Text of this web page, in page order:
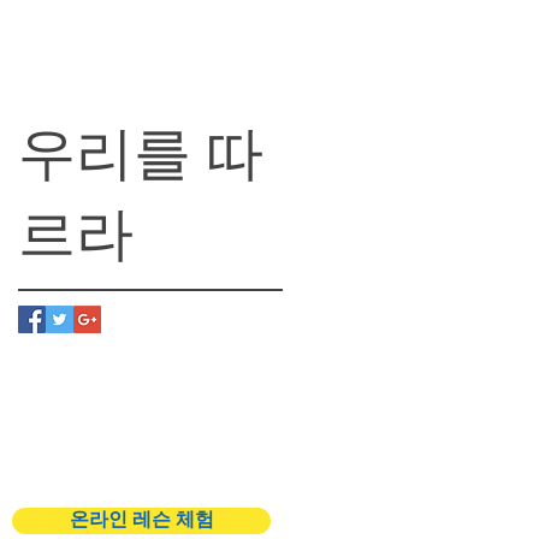
우리를 따
르라
온라인 레슨 체험